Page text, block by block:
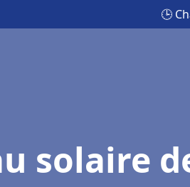
🕒
solaire